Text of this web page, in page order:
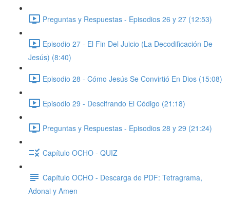
Preguntas y Respuestas - Episodios 26 y 27 (12:53)
Episodio 27 - El Fin Del Juicio (La Decodificación De
Jesús) (8:40)
Episodio 28 - Cómo Jesús Se Convirtió En Dios (15:08)
Episodio 29 - Descifrando El Código (21:18)
Preguntas y Respuestas - Episodios 28 y 29 (21:24)
Capítulo OCHO - QUIZ
Capítulo OCHO - Descarga de PDF: Tetragrama,
Adonai y Amen